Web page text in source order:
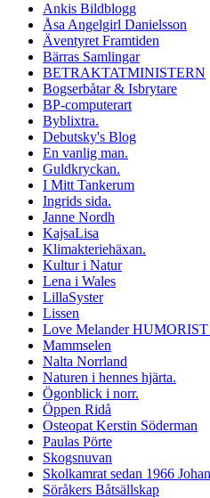
Ankis Bildblogg
Åsa Angelgirl Danielsson
Äventyret Framtiden
Bärras Samlingar
BETRAKTATMINISTERN
Bogserbåtar & Isbrytare
BP-computerart
Byblixtra.
Debutsky's Blog
En vanlig man.
Guldkryckan.
I Mitt Tankerum
Ingrids sida.
Janne Nordh
KajsaLisa
Klimakteriehäxan.
Kultur i Natur
Lena i Wales
LillaSyster
Lissen
Love Melander
Mammselen
Nalta Norrland
Naturen i hennes hjärta.
Ögonblick i norr.
Öppen Ridå
Osteopat Kerstin Söderman
Paulas Pörte
Skogsnuvan
Skolkamrat sedan 1966
Söråkers Båtsällskap